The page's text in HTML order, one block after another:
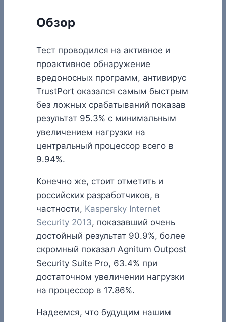
Обзор
Тест проводился на активное и
проактивное обнаружение
вредоносных программ, антивирус
TrustPort оказался самым быстрым
без ложных срабатываний показав
результат 95.3% с минимальным
увеличением нагрузки на
центральный процессор всего в
9.94%.
Конечно же, стоит отметить и
российских разработчиков, в
частности, Kaspersky Internet
Security 2013, показавший очень
достойный результат 90.9%, более
скромный показал Agnitum Outpost
Security Suite Pro, 63.4% при
достаточном увеличении нагрузки
на процессор в 17.86%.
Надеемся, что будущим нашим